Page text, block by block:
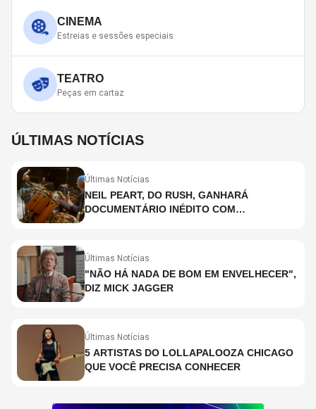
CINEMA
Estreias e sessões especiais
TEATRO
Peças em cartaz
ÚLTIMAS NOTÍCIAS
Últimas Notícias
NEIL PEART, DO RUSH, GANHARÁ
DOCUMENTÁRIO INÉDITO COM
Últimas Notícias
"NÃO HÁ NADA DE BOM EM ENVELHECER",
DIZ MICK JAGGER
Últimas Notícias
5 ARTISTAS DO LOLLAPALOOZA CHICAGO
QUE VOCÊ PRECISA CONHECER